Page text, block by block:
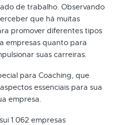
de trabalho. Observando
que há muitas
promover diferentes tipos
empresas quanto para
suas carreiras.
para Coaching, que
essenciais para sua
empresa.
1.062 empresas